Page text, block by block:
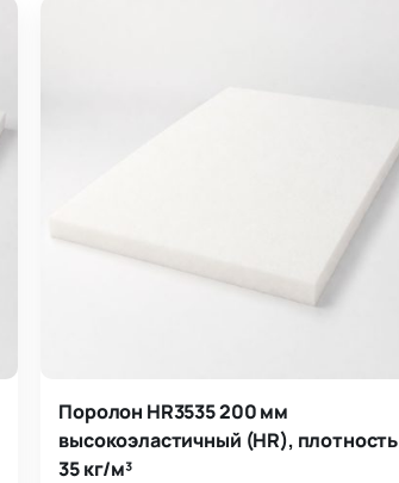
Поролон HR3535 200 мм
высокоэластичный (HR), плотность
35 кг/м³